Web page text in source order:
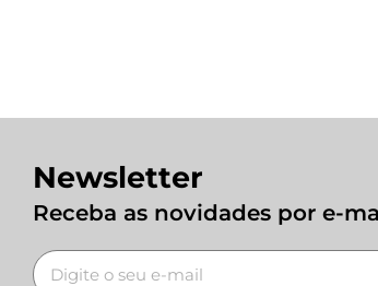
Newsletter
Receba as novidades por e-